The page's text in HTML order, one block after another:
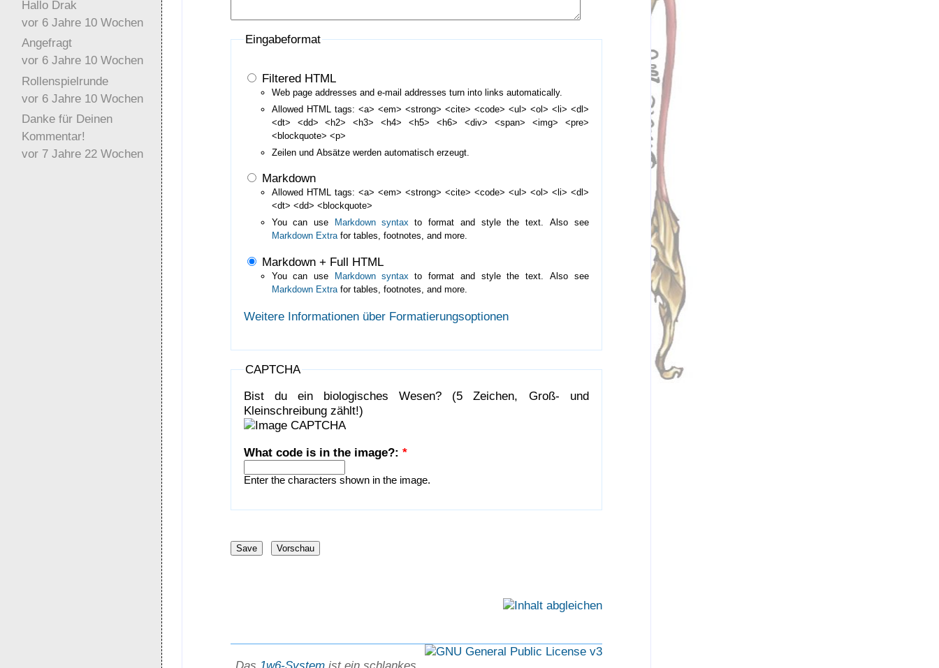
Eingabeformat
Filtered HTML
Web page addresses and e-mail addresses turn into links automatically.
Allowed HTML tags: <a> <em> <strong> <cite> <code> <ul> <ol> <li> <dl>
<dt> <dd> <h2> <h3> <h4> <h5> <h6> <div> <span> <img> <pre>
<blockquote> <p>
Zeilen und Absätze werden automatisch erzeugt.
Markdown
Allowed HTML tags: <a> <em> <strong> <cite> <code> <ul> <ol> <li> <dl>
<dt> <dd> <blockquote>
You can use
Markdown syntax to format and style the text. Also see
Markdown Extrafor tables, footnotes, and more.
Markdown + Full HTML
You can use Markdown syntax to format and style the text. Also see
Markdown Extrafor tables, footnotes, and more.
Weitere Informationen über Formatierungsoptionen
CAPTCHA
Bist du ein biologisches Wesen? (5 Zeichen, Groß- und
Kleinschreibung zählt!)
What code is in the image?: *
Enter the characters shown in the image.
Das 1w6-System ist ein schlankes,
Hallo Drak
vor 6 Jahre 10 Wochen
Angefragt
vor 6 Jahre 10 Wochen
Rollenspielrunde
vor 6 Jahre 10 Wochen
Danke für Deinen
Kommentar!
vor 7 Jahre 22 Wochen